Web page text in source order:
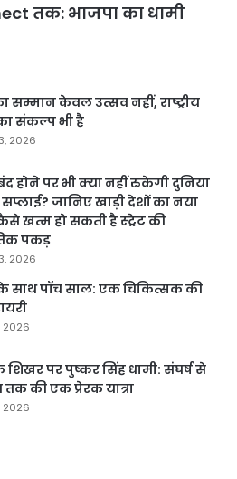
तक: भाजपा का धामी
सम्मान केवल उत्सव नहीं, राष्ट्रीय
संकल्प भी है
2026
होने पर भी क्या नहीं रुकेगी दुनिया
जानिए खाड़ी देशों का नया
खत्म हो सकती है स्ट्रेट की
पकड़
2026
साथ पॉच साल: एक चिकित्सक की
2026
पर पुष्कर सिंह धामी: संघर्ष से
तक की एक प्रेरक यात्रा
2026